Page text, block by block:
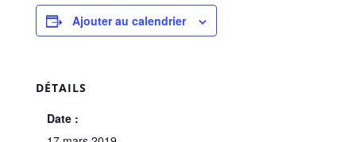
Ajouter au calendrier
DÉTAILS
Date :